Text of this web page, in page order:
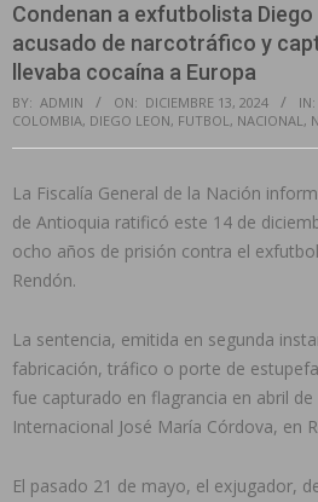
Condenan a exfutbolista
acusado de narcotráfico y
llevaba cocaína a Europa
BY: ADMIN ON: DICIEMBRE 13, 2024 IN:
COLOMBIA, DIEGO LEON, FUTBOL, NACIONAL,
La Fiscalía General de la Nación
de Antioquia ratificó este 14 de
ocho años de prisión contra el
Rendón.
La sentencia, emitida en segunda
fabricación, tráfico o porte de
fue capturado en flagrancia en abril
Internacional José María Córdova, en
El pasado 21 de mayo, el exjugador,